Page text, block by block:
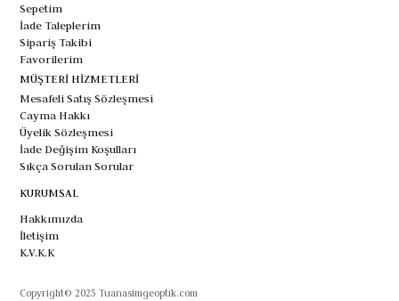
Sepetim
İade Taleplerim
Sipariş Takibi
Favorilerim
MÜŞTERİ HİZMETLERİ
Mesafeli Satış Sözleşmesi
Cayma Hakkı
Üyelik Sözleşmesi
İade Değişim Koşulları
Sıkça Sorulan Sorular
KURUMSAL
Hakkımızda
İletişim
K.V.K.K
Copyright© 2025 Tuanasimgeoptik.com